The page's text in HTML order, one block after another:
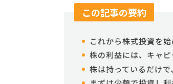
この記事の要約
これから株式投資を
株の利益には、キャ
株は持っているだけ